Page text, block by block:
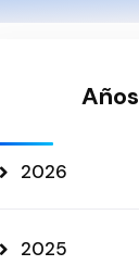
Años
2026
2025